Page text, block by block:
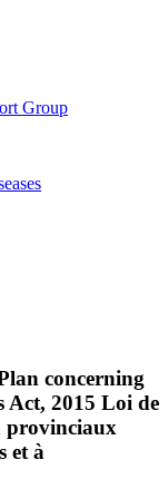
Group
concerning
Act, 2015 Loi de
provinciaux
et à